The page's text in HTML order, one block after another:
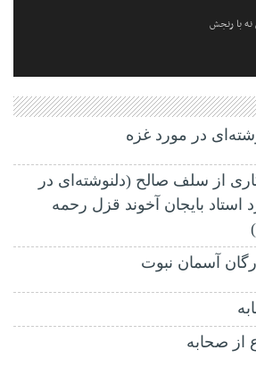
نه با رنجش
در مورد غزه
از سلف صالح (دلنوشته‌ای در
استاد بایجان آخوند قزل رحمه
آسمان نبوت
از صحابه